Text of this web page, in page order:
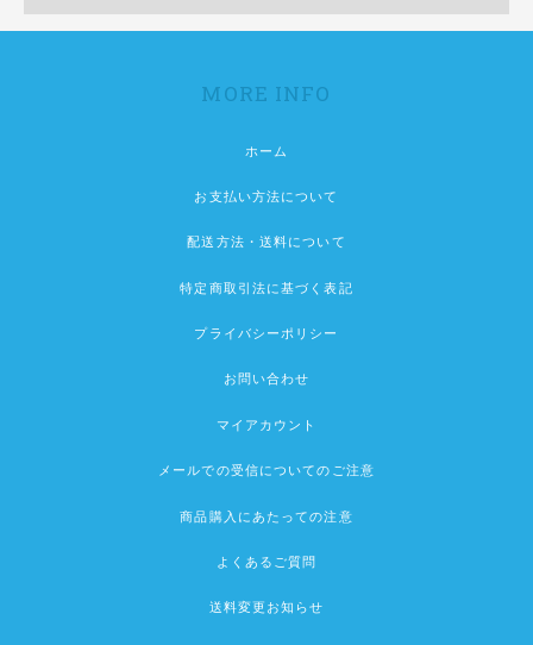
MORE INFO
ホーム
お支払い方法について
配送方法・送料について
特定商取引法に基づく表記
プライバシーポリシー
お問い合わせ
マイアカウント
メールでの受信についてのご注意
商品購入にあたっての注意
よくあるご質問
送料変更お知らせ